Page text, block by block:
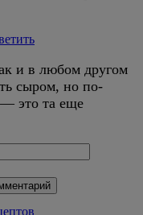
и в любом другом
сыром, но по-
это та еще